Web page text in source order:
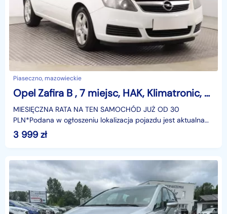
Piaseczno, mazowieckie
Opel Zafira B , 7 miejsc, HAK, Klimatronic, El. szyby
MIESIĘCZNA RATA NA TEN SAMOCHÓD JUŻ OD 30
PLN*Podana w ogłoszeniu lokalizacja pojazdu jest aktualna
na dzień wystawienia ogłoszenia. Przed przyjazdem do
salonu
3 999 zł